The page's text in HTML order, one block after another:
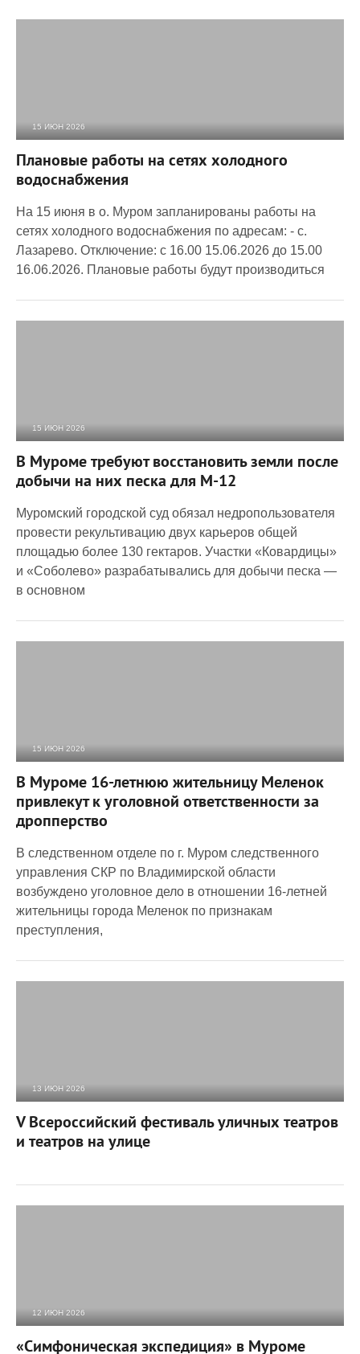
15 ИЮН 2026
Плановые работы на сетях холодного
водоснабжения
На 15 июня в о. Муром запланированы работы на
сетях холодного водоснабжения по адресам: - с.
Лазарево. Отключение: с 16.00 15.06.2026 до 15.00
16.06.2026. Плановые работы будут производиться
15 ИЮН 2026
В Муроме требуют восстановить земли после
добычи на них песка для М-12
Муромский городской суд обязал недропользователя
провести рекультивацию двух карьеров общей
площадью более 130 гектаров. Участки «Ковардицы»
и «Соболево» разрабатывались для добычи песка —
в основном
15 ИЮН 2026
В Муроме 16-летнюю жительницу Меленок
привлекут к уголовной ответственности за
дропперство
В следственном отделе по г. Муром следственного
управления СКР по Владимирской области
возбуждено уголовное дело в отношении 16-летней
жительницы города Меленок по признакам
преступления,
13 ИЮН 2026
V Всероссийский фестиваль уличных театров
и театров на улице
12 ИЮН 2026
«Симфоническая экспедиция» в Муроме